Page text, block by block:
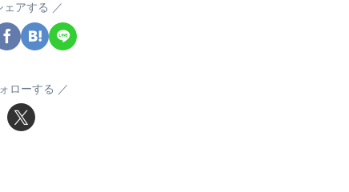
ェアする
ローする